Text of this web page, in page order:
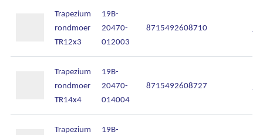
Trapezium
rondmoer
TR12x3
19B-
20470-
012003
8715492608710
Trapezium
rondmoer
TR14x4
19B-
20470-
014004
8715492608727
Trapezium
19B-